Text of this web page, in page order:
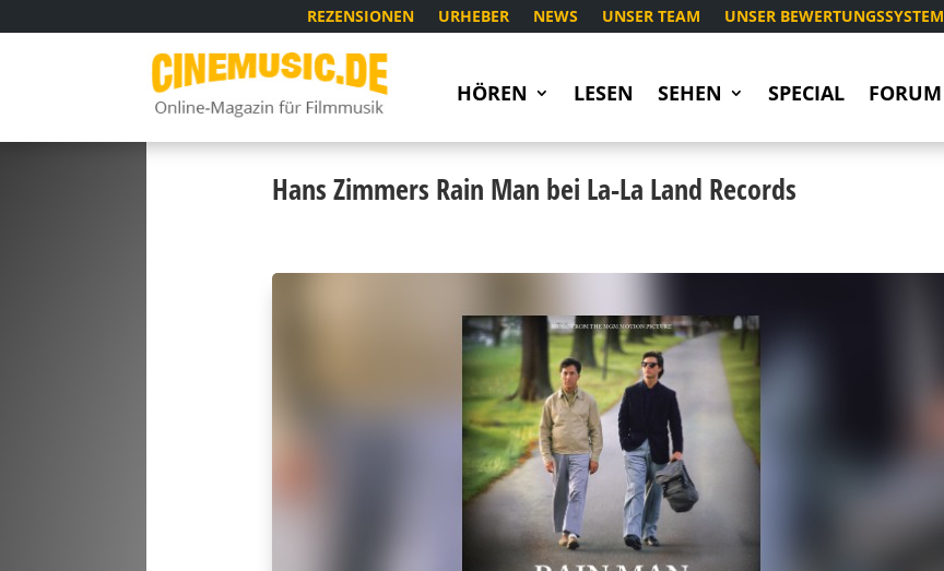
REZENSIONEN URHEBER NEWS UNSER TEAM UNSER BEWERTUNGSSYSTEM
HÖREN LESEN SEHEN SPECIAL FORUM
Hans Zimmers Rain Man bei La-La Land Records